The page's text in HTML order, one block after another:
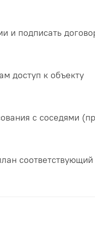
и подписать
доступ к объекту
с соседями